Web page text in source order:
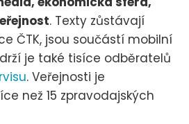
. Texty zůstávají
ČTK, jsou součástí mobilní
je také tisíce odběratelů
. Veřejnosti je
než 15 zpravodajských